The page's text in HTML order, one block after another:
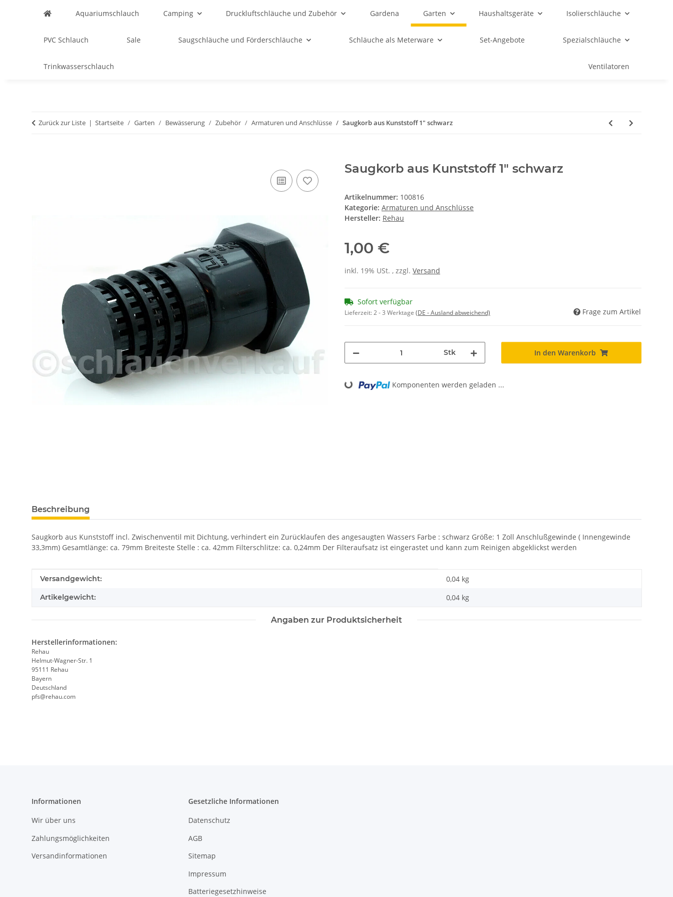
Aquariumschlauch Camping Druckluftschläuche und Zubehör Gardena Garten Haushaltsgeräte Isolierschläuche
PVC Schlauch Sale Saugschläuche und Förderschläuche Schläuche als Meterware Set-Angebote Spezialschläuche
Trinkwasserschlauch Ventilatoren
Zurück zur Liste Startseite Garten Bewässerung Zubehör Armaturen und Anschlüsse Saugkorb aus Kunststoff 1" schwarz
Saugkorb aus Kunststoff 1" schwarz
Artikelnummer: 100816
Kategorie: Armaturen und Anschlüsse
Hersteller: Rehau
1,00 €
inkl. 19% USt. , zzgl. Versand
Sofort verfügbar
Lieferzeit:2 - 3 Werktage (DE - Ausland abweichend) Frage zum Artikel
Stk In den Warenkorb
Loading... Komponenten werden geladen ...
Beschreibung
Saugkorb aus Kunststoff incl. Zwischenventil mit Dichtung, verhindert ein Zurücklaufen des angesaugten Wassers Farbe : schwarz Größe: 1 Zoll Anschlußgewinde ( Innengewinde
33,3mm) Gesamtlänge: ca. 79mm Breiteste Stelle : ca. 42mm Filterschlitze: ca. 0,24mm Der Filteraufsatz ist eingerastet und kann zum Reinigen abgeklickst werden
Produkteigenschaft
Wert
Versandgewicht: 0,04 kg
Artikelgewicht: 0,04 kg
Angaben zur Produktsicherheit
Herstellerinformationen:
Rehau
Helmut-Wagner-Str. 1
95111 Rehau
Bayern
Deutschland
pfs@rehau.com
Informationen
Wir über uns
Zahlungsmöglichkeiten
Versandinformationen
Gesetzliche Informationen
Datenschutz
AGB
Sitemap
Impressum
Batteriegesetzhinweise